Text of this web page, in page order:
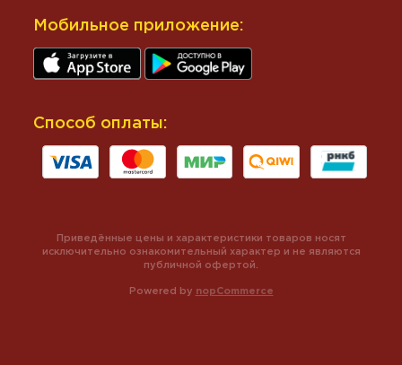
Мобильное приложение:
Способ оплаты:
Powered by nopCommerce
Приведённые цены и характеристики товаров носят
исключительно ознакомительный характер и не являются
публичной офертой.